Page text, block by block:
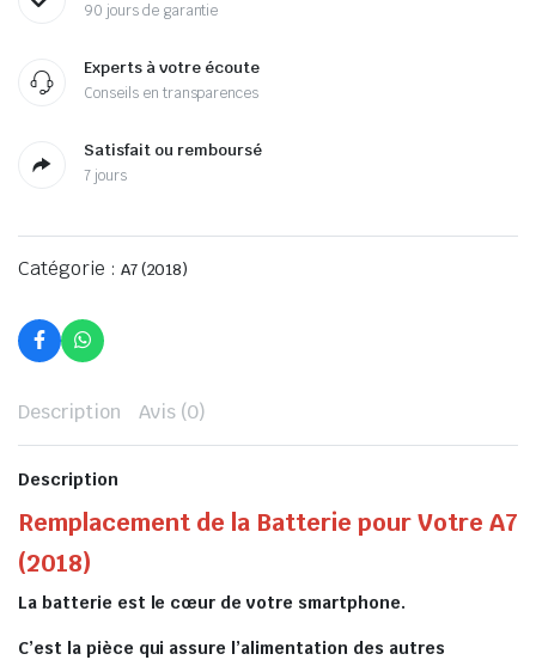
90 jours de garantie
Experts à votre écoute
Conseils en transparences
Satisfait ou remboursé
7 jours
Catégorie : A7 (2018)
Description Avis (0)
Description
Remplacement de la Batterie pour Votre A7
(2018)
La batterie est le cœur de votre smartphone.
C’est la pièce qui assure l’alimentation des autres